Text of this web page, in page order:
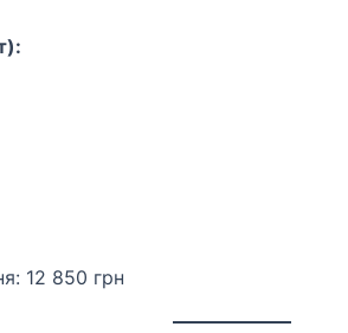
12 850 грн